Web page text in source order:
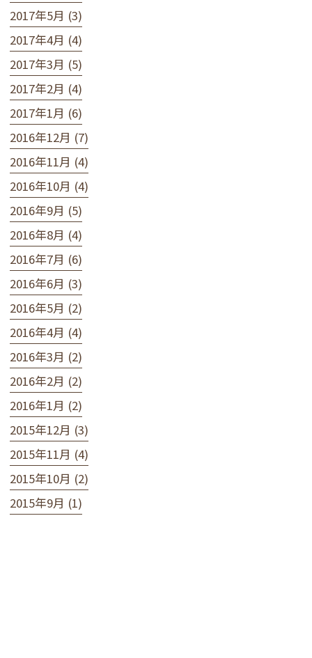
2017年5月 (3)
2017年4月 (4)
2017年3月 (5)
2017年2月 (4)
2017年1月 (6)
2016年12月 (7)
2016年11月 (4)
2016年10月 (4)
2016年9月 (5)
2016年8月 (4)
2016年7月 (6)
2016年6月 (3)
2016年5月 (2)
2016年4月 (4)
2016年3月 (2)
2016年2月 (2)
2016年1月 (2)
2015年12月 (3)
2015年11月 (4)
2015年10月 (2)
2015年9月 (1)